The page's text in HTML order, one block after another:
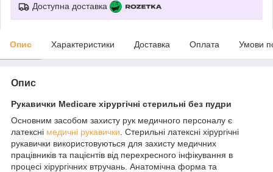
Доступна доставка
Опис Характеристики Доставка Оплата Умови
Опис
Рукавички Medicare хірургічні стерильні без пудри
Основним засобом захисту рук медичного персоналу є
латексні медичні рукавички . Стерильні латексні хірургічні
рукавички використовуються для захисту медичних
працівників та пацієнтів від перехресного інфікування в
процесі хірургічних втручань. Анатомічна форма та